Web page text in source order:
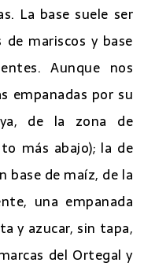
La base suele ser
mariscos y base
Aunque nos
empanadas por su
de la zona de
más abajo); la de
base de maíz, de la
una empanada
y azucar, sin tapa,
del Ortegal y